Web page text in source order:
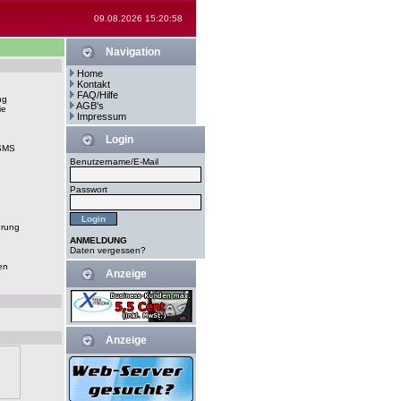
09.08.2026 15:20:58
Navigation
Home
Kontakt
FAQ/Hilfe
AGB's
Impressum
Login
Benutzername/E-Mail
Passwort
ANMELDUNG
Daten vergessen?
Anzeige
Anzeige